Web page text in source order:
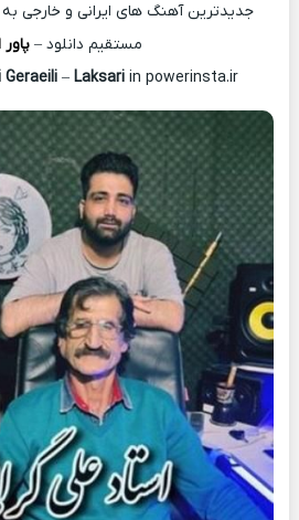
جدیدترین آهنگ های ایرانی و خارجی
مستقیم دانلود –
Geraeili – Laksari in powerinsta.ir